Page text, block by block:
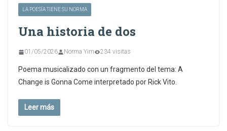
LA POESÍA TIENE SU NORMA
Una historia de dos
01/05/2026 Norma Yim 234 visitas
Poema musicalizado con un fragmento del tema: A
Change is Gonna Come interpretado por Rick Vito.
Leer más